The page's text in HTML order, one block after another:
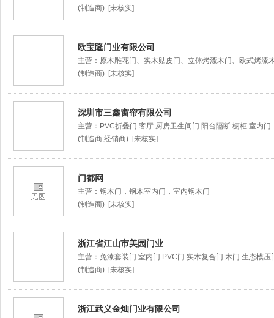
(制造商) [未核实]
欧宝隆门业有限公司
主营：原木雕花门、实木贴皮门、立体烤漆木门、欧式烤
(制造商) [未核实]
深圳市三鑫窗帘有限公司
主营：PVC折叠门 客厅 厨房卫生间门 阳台隔断 橱柜 室内门
(制造商,经销商) [未核实]
门都网
主营：钢木门，钢木室内门，室内钢木门
(制造商) [未核实]
浙江省江山市美园门业
主营：免漆套装门 室内门 PVC门 实木复合门 木门 生态模压
(制造商) [未核实]
浙江武义金灿门业有限公司